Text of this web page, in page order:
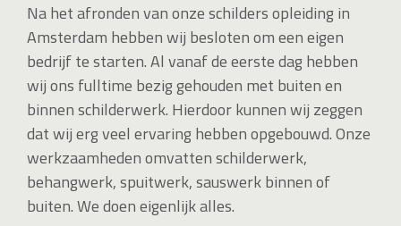
Na het afronden van onze schilders opleiding in
Amsterdam hebben wij besloten om een eigen
bedrijf te starten. Al vanaf de eerste dag hebben
wij ons fulltime bezig gehouden met buiten en
binnen schilderwerk. Hierdoor kunnen wij zeggen
dat wij erg veel ervaring hebben opgebouwd. Onze
werkzaamheden omvatten schilderwerk,
behangwerk, spuitwerk, sauswerk binnen of
buiten. We doen eigenlijk alles.